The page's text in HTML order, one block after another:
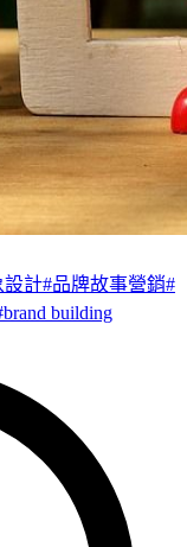
設計#品牌故事營銷#
brand building